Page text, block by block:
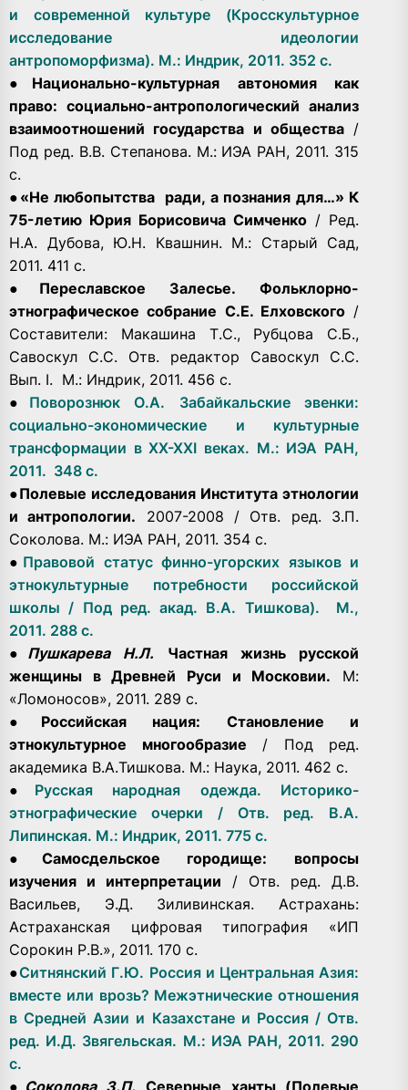
и современной культуре (Кросскультурное
исследование идеологии
антропоморфизма). М.: Индрик, 2011. 352 с.
● Национально-культурная автономия как
право: социально-антропологический анализ
взаимоотношений государства и общества/
Под ред. В.В. Степанова. М.: ИЭА РАН, 2011. 315
с.
● «Не любопытства ради, а познания для…» К
75-летию Юрия Борисовича Симченко / Ред.
Н.А. Дубова, Ю.Н. Квашнин. М.: Старый Сад,
2011. 411 с.
● Переславское Залесье. Фольклорно-
этнографическое собрание С.Е. Елховского/
Составители: Макашина Т.С., Рубцова С.Б.,
Савоскул С.С. Отв. редактор Савоскул С.С.
Вып. I. М.: Индрик, 2011. 456 с.
● Поворознюк О.А. Забайкальские эвенки:
социально-экономические и культурные
трансформации в XX-XXI веках. М.: ИЭА РАН,
2011. 348 с.
●Полевые исследования Института этнологии
и антропологии. 2007-2008 / Отв. ред. З.П.
Соколова. М.: ИЭА РАН, 2011. 354 с.
● Правовой статус финно-угорских языков и
этнокультурные потребности российской
школы / Под ред. акад. В.А. Тишкова). М.,
2011. 288 с.
● Пушкарева Н.Л. Частная жизнь русской
женщины в Древней Руси и Московии. М:
«Ломоносов», 2011. 289 с.
● Российская нация: Становление и
этнокультурное многообразие / Под ред.
академика В.А.Тишкова. М.: Наука, 2011. 462 с.
● Русская народная одежда. Историко-
этнографические очерки / Отв. ред. В.А.
Липинская. М.: Индрик, 2011. 775 с.
● Самосдельское городище: вопросы
изучения и интерпретации / Отв. ред. Д.В.
Васильев, Э.Д. Зиливинская. Астрахань:
Астраханская цифровая типография «ИП
Сорокин Р.В.», 2011. 170 с.
●Ситнянский Г.Ю. Россия и Центральная Азия:
вместе или врозь? Межэтнические отношения
в Средней Азии и Казахстане и Россия / Отв.
ред. И.Д. Звягельская. М.: ИЭА РАН, 2011. 290
с.
● Соколова З.П. Северные ханты (Полевые